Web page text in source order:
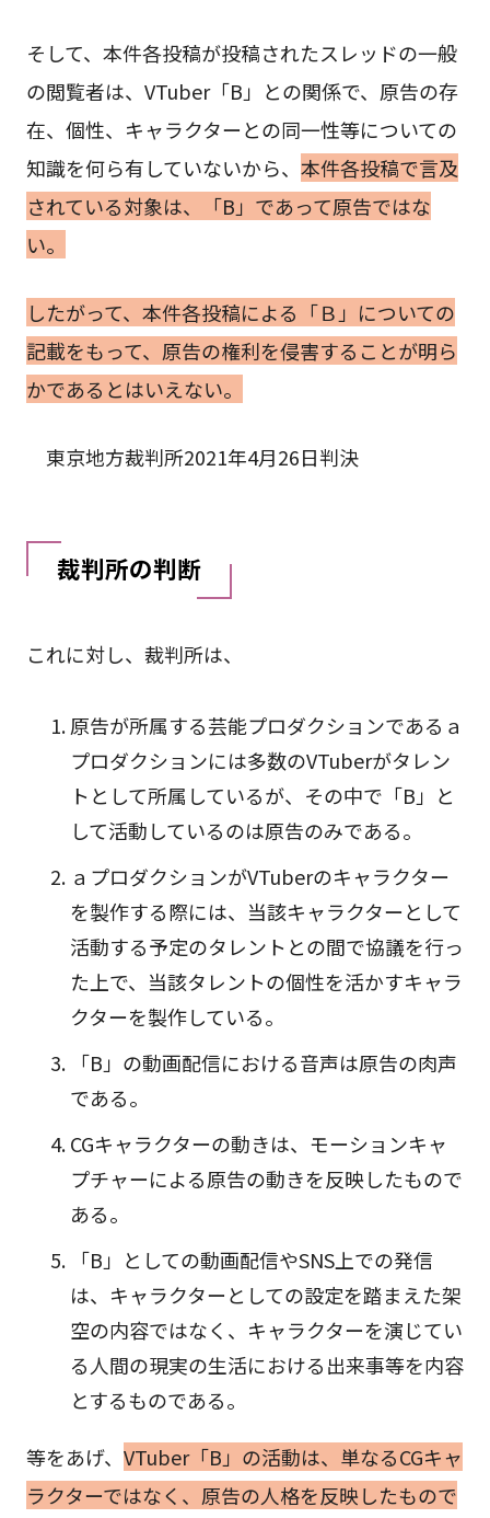
そして、本件各投稿が投稿されたスレッドの一般
の閲覧者は、VTuber「B」との関係で、原告の存
在、個性、キャラクターとの同一性等についての
知識を何ら有していないから、 本件各投稿で言及
されている対象は、「B」であって原告ではな
い。
したがって、本件各投稿による「Ｂ」についての
記載をもって、原告の権利を侵害することが明ら
かであるとはいえない。
東京地方裁判所2021年4月26日判決
裁判所の判断
これに対し、裁判所は、
原告が所属する芸能プロダクションであるａ
プロダクションには多数のVTuberがタレン
トとして所属しているが、その中で「B」と
して活動しているのは原告のみである。
ａプロダクションがVTuberのキャラクター
を製作する際には、当該キャラクターとして
活動する予定のタレントとの間で協議を行っ
た上で、当該タレントの個性を活かすキャラ
クターを製作している。
「B」の動画配信における音声は原告の肉声
である。
CGキャラクターの動きは、モーションキャ
プチャーによる原告の動きを反映したもので
ある。
「B」としての動画配信やSNS上での発信
は、キャラクターとしての設定を踏まえた架
空の内容ではなく、キャラクターを演じてい
る人間の現実の生活における出来事等を内容
とするものである。
等をあげ、 VTuber「B」の活動は、単なるCGキャ
ラクターではなく、原告の人格を反映したもので